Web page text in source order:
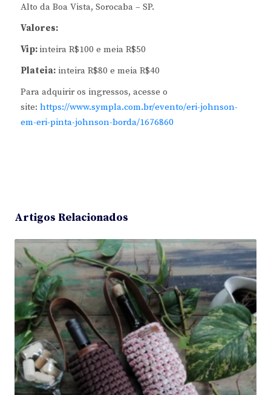
Alto da Boa Vista, Sorocaba – SP.
Valores:
Vip: inteira R$100 e meia R$50
Plateia:inteira R$80 e meia R$40
Para adquirir os ingressos, acesse o
site: https://www.sympla.com.br/evento/eri-johnson-
em-eri-pinta-johnson-borda/1676860
Artigos Relacionados